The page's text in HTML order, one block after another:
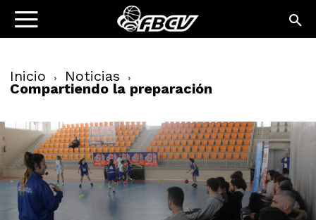
Inicio Noticias
Compartiendo la preparación